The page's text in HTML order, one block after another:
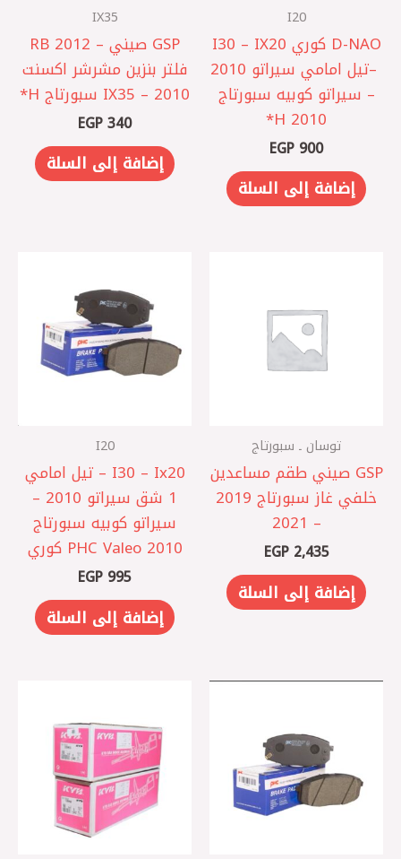
I20
D-NAO كوري I30 – IX20
– ‎تيل امامي سيراتو 2010
– سيراتو كوبيه سبورتاج
2010 H*
EGP 900
إضافة إلى السلة
IX35
GSP صيني – 2012 RB
‎فلتر بنزين مشرشر اكسنت
IX35 – 2010 سبورتاج H*
EGP340
إضافة إلى السلة
توسان ـ سبورتاج
‏GSP صيني طقم مساعدين
خلفي غاز سبورتاج 2019
– 2021
EGP2,435
إضافة إلى السلة
I20
I30 – Ix20‎ – تيل امامي
1 شق سيراتو 2010 –
سيراتو كوبيه سبورتاج
2010 PHC Valeo كوري
EGP 995
إضافة إلى السلة